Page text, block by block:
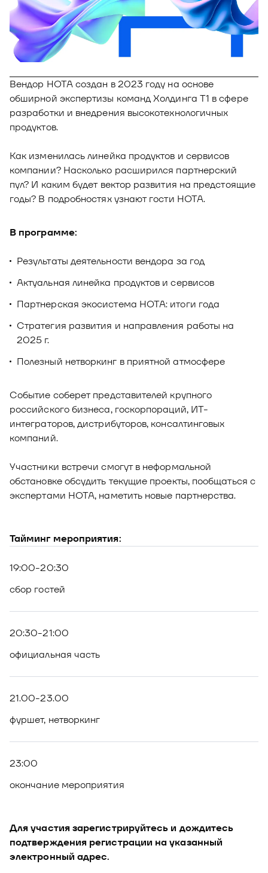
Новости
Блог
Видео и аудио
Документы
Юнион - решение для автоматизации
рекрутмента
О решении
Кейсы клиентов
Калькулятор выгоды
Новости и публикации
Пилотный проект
Документы
Оазис - платформа для автоматизации
управления рисками
Вендор НОТА создан в 2023 году на основе
обширной экспертизы команд Холдинга Т1 в сфере
разработки и внедрения высокотехнологичных
продуктов.
Как изменилась линейка продуктов и сервисов
компании? Насколько расширился партнерский
пул? И каким будет вектор развития на предстоящие
годы? В подробностях узнают гости НОТА.
В программе:
Результаты деятельности вендора за год
Актуальная линейка продуктов и сервисов
Партнерская экосистема НОТА: итоги года
Стратегия развития и направления работы на
2025 г.
Полезный нетворкинг в приятной атмосфере
Событие соберет представителей крупного
российского бизнеса, госкорпораций, ИТ-
интеграторов, дистрибуторов, консалтинговых
компаний.
Участники встречи смогут в неформальной
обстановке обсудить текущие проекты, пообщаться с
экспертами НОТА, наметить новые партнерства.
Тайминг мероприятия:
19:00-20:30
сбор гостей
20:30-21:00
официальная часть
21.00-23.00
фуршет, нетворкинг
23:00
окончание мероприятия
Для участия зарегистрируйтесь и дождитесь
подтверждения регистрации на указанный
электронный адрес.